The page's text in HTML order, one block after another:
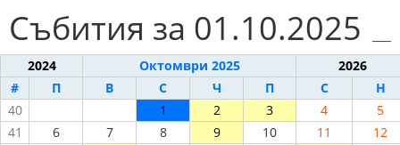
Събития за 01.10.2025
2024 Октомври 2025
2026
#
П В С Ч П С
Н
40
1 2 3 4
5
41
6 7 8 9 10 11
12